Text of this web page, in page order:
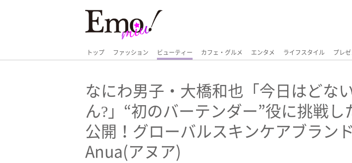
トップ ファッション ビューティー カフェ・グルメ エンタメ ライフスタイル プレ
なにわ男子・大橋和也「今日はどな
ん?」“初のバーテンダー”役に挑戦し
公開！グローバルスキンケアブラン
Anua(アヌア)